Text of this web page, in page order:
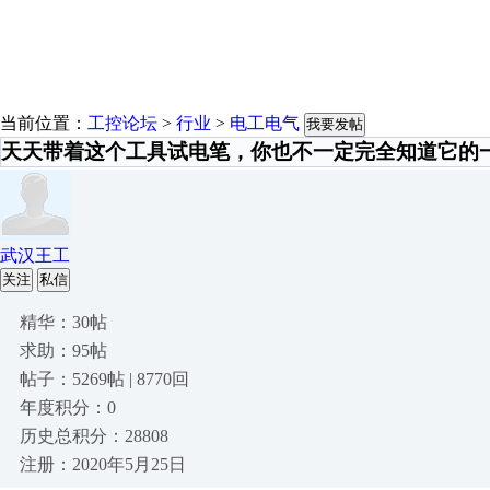
当前位置： 工控论坛 > 行业 > 电工电气 我要发帖
天天带着这个工具试电笔，你也不一定完全知道它的
武汉王工
关注 私信
精华：30帖
求助：95帖
帖子：5269帖 | 8770回
年度积分：0
历史总积分：28808
注册：2020年5月25日